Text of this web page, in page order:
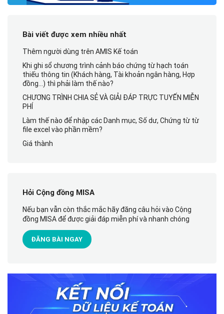
Bài viết được xem nhiều nhất
Thêm người dùng trên AMIS Kế toán
Khi ghi sổ chương trình cảnh báo chứng từ hạch toán
thiếu thông tin (Khách hàng, Tài khoản ngân hàng, Hợp
đồng…) thì phải làm thế nào?
CHƯƠNG TRÌNH CHIA SẺ VÀ GIẢI ĐÁP TRỰC TUYẾN MIỄN
PHÍ
Làm thế nào để nhập các Danh mục, Số dư, Chứng từ từ
file excel vào phần mềm?
Giá thành
Hỏi Cộng đồng MISA
Nếu bạn vẫn còn thắc mắc hãy đăng câu hỏi vào Cộng
đồng MISA để được giải đáp miễn phí và nhanh chóng
ĐĂNG BÀI NGAY